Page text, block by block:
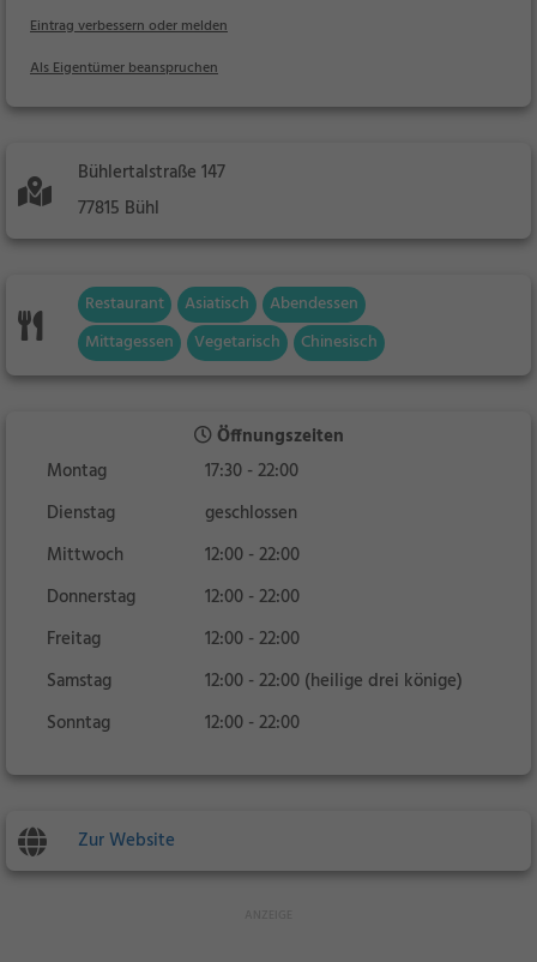
Eintrag verbessern oder melden
Als Eigentümer beanspruchen
Bühlertalstraße 147
77815 Bühl
Restaurant Asiatisch
Abendessen
Mittagessen
Vegetarisch Chinesisch
Öffnungszeiten
Montag
17:30 - 22:00
Dienstag
geschlossen
Mittwoch
12:00 - 22:00
Donnerstag
12:00 - 22:00
Freitag
12:00 - 22:00
Samstag
12:00 - 22:00 (heilige drei könige)
Sonntag
12:00 - 22:00
Zur Website